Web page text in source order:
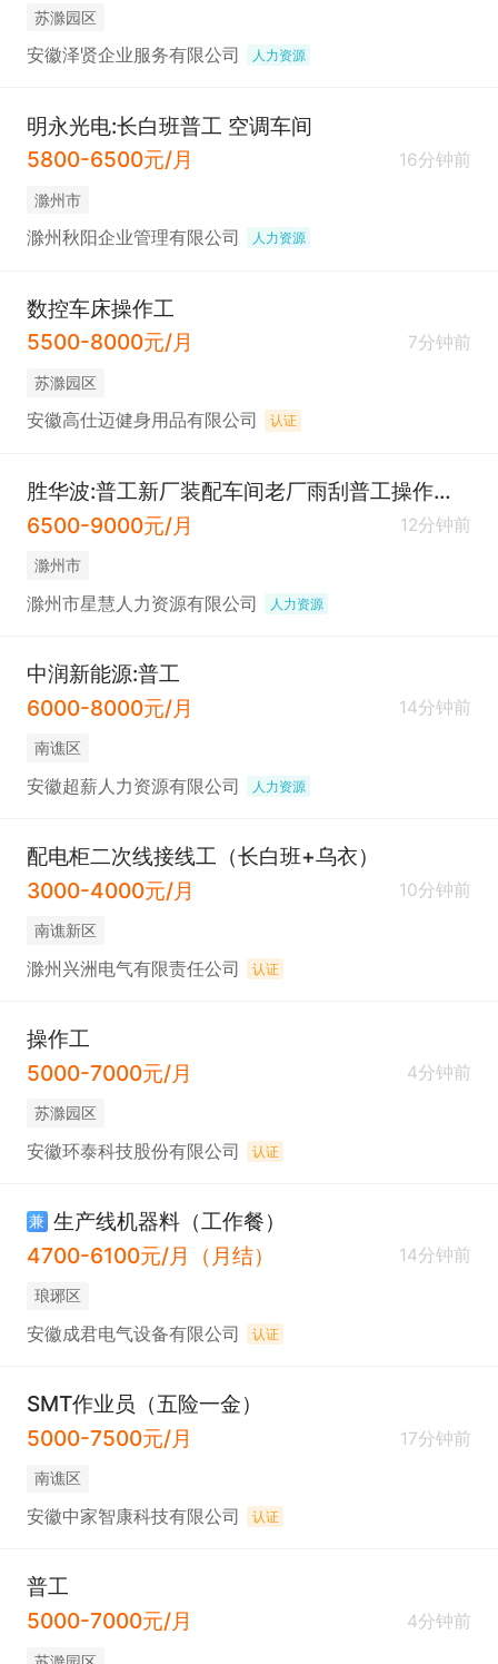
苏滁园区
安徽泽贤企业服务有限公司 人力资源
明永光电:长白班普工 空调车间
5800-6500元/月
16分钟前
滁州市
滁州秋阳企业管理有限公司 人力资源
数控车床操作工
5500-8000元/月
7分钟前
苏滁园区
安徽高仕迈健身用品有限公司 认证
胜华波:普工新厂装配车间老厂雨刮普工操作工公寓式住宿
6500-9000元/月
12分钟前
滁州市
滁州市星慧人力资源有限公司 人力资源
中润新能源:普工
6000-8000元/月
14分钟前
南谯区
安徽超薪人力资源有限公司 人力资源
配电柜二次线接线工（长白班+乌衣）
3000-4000元/月
10分钟前
南谯新区
滁州兴洲电气有限责任公司 认证
操作工
5000-7000元/月
4分钟前
苏滁园区
安徽环泰科技股份有限公司 认证
兼 生产线机器料（工作餐）
4700-6100元/月（月结）
14分钟前
琅琊区
安徽成君电气设备有限公司 认证
SMT作业员（五险一金）
5000-7500元/月
17分钟前
南谯区
安徽中家智康科技有限公司 认证
普工
5000-7000元/月
4分钟前